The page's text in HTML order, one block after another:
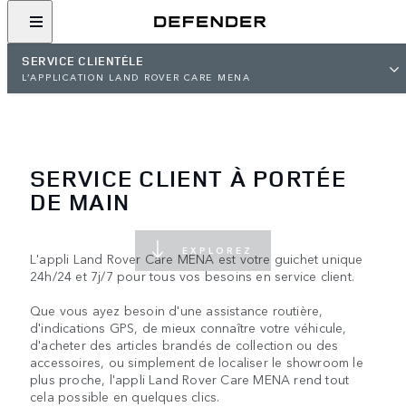
SERVICE CLIENTÈLE
L’APPLICATION LAND ROVER CARE MENA
EXPLOREZ
SERVICE CLIENT À PORTÉE
DE MAIN
L'appli Land Rover Care MENA est votre guichet unique
24h/24 et 7j/7 pour tous vos besoins en service client.
Que vous ayez besoin d'une assistance routière,
d'indications GPS, de mieux connaître votre véhicule,
d'acheter des articles brandés de collection ou des
accessoires, ou simplement de localiser le showroom le
plus proche, l'appli Land Rover Care MENA rend tout
cela possible en quelques clics.